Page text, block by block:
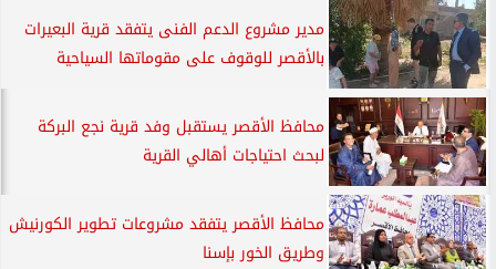
مدير مشروع الدعم الفنى يتفقد قرية البعيرات
بالأقصر للوقوف على مقوماتها السياحية
محافظ الأقصر يستقبل وفد قرية نجع البركة
لبحث احتياجات أهالي القرية
محافظ الأقصر يتفقد مشروعات تطوير الكورنيش
وطريق الخور بإسنا